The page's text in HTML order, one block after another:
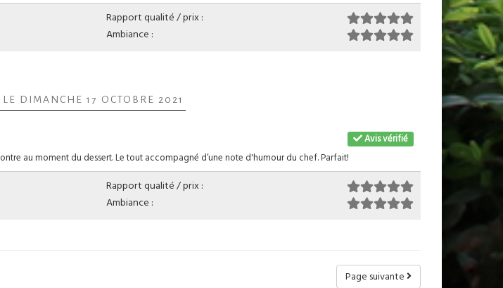
Rapport qualité / prix :
Ambiance :
LE DIMANCHE 17 OCTOBRE 2021
Avis vérifié
au moment du dessert. Le tout accompagné d’une note d'humour du chef. Parfait!
Rapport qualité / prix :
Ambiance :
Page suivante